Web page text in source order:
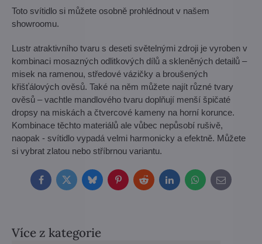
Toto svítidlo si můžete osobně prohlédnout v našem
showroomu.
Lustr atraktivního tvaru s deseti světelnými zdroji je vyroben v
kombinaci mosazných odlitkových dílů a skleněných detailů –
misek na ramenou, středové vázičky a broušených
křišťálových ověsů. Také na něm můžete najít různé tvary
ověsů – vachtle mandlového tvaru doplňují menší špičaté
dropsy na miskách a čtvercové kameny na horní korunce.
Kombinace těchto materiálů ale vůbec nepůsobí rušivě,
naopak - svítidlo vypadá velmi harmonicky a efektně. Můžete
si vybrat zlatou nebo stříbrnou variantu.
FacebookTwitterBlueskyPinterestRedditLinkedInWhatsApp
E-
mail
Více z kategorie